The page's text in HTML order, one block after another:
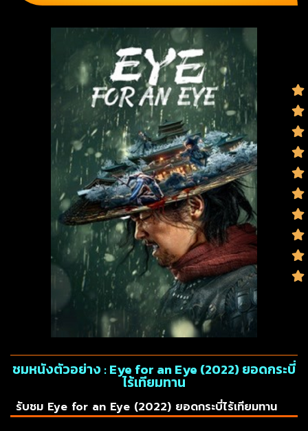
ชมหนังตัวอย่าง : Eye for an Eye (2022) ยอดกระบี่
ไร้เทียมทาน
รับชม Eye for an Eye (2022) ยอดกระบี่ไร้เทียมทาน